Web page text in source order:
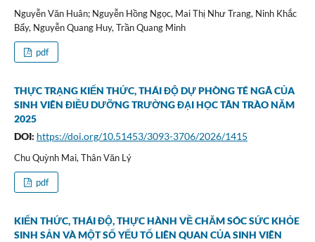
Nguyễn Văn Huân; Nguyễn Hồng Ngọc, Mai Thị Như Trang, Ninh Khắc
Bẩy, Nguyễn Quang Huy, Trần Quang Minh
pdf
THỰC TRẠNG KIẾN THỨC, THÁI ĐỘ DỰ PHÒNG TÉ NGÃ CỦA
SINH VIÊN ĐIỀU DƯỠNG TRƯỜNG ĐẠI HỌC TÂN TRÀO NĂM
2025
DOI: https://doi.org/10.51453/3093-3706/2026/1415
Chu Quỳnh Mai, Thân Văn Lý
pdf
KIẾN THỨC, THÁI ĐỘ, THỰC HÀNH VỀ CHĂM SÓC SỨC KHỎE
SINH SẢN VÀ MỘT SỐ YẾU TỐ LIÊN QUAN CỦA SINH VIÊN